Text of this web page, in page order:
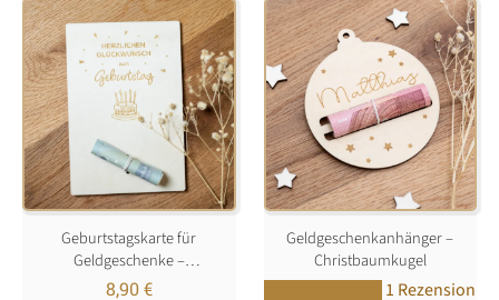
Varianten
auf.
Die
Optionen
können
auf
der
Produktseite
gewählt
werden
mehrere
Varianten
auf.
Die
Optionen
können
auf
der
Produktseite
gewählt
werden
Geburtstagskarte für
Geldgeschenke –
personalisierbar
8,90€
Geldgeschenkanhänger –
Christbaumkugel
1 Rezension